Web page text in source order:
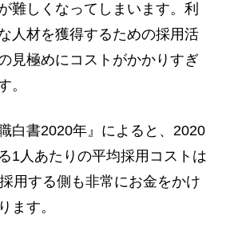
難しくなってしまいます。利
人材を獲得するための採用活
見極めにコストがかかりすぎ
。
白書2020年』によると、2020
1人あたりの平均採用コストは
用する側も非常にお金をかけ
ます。